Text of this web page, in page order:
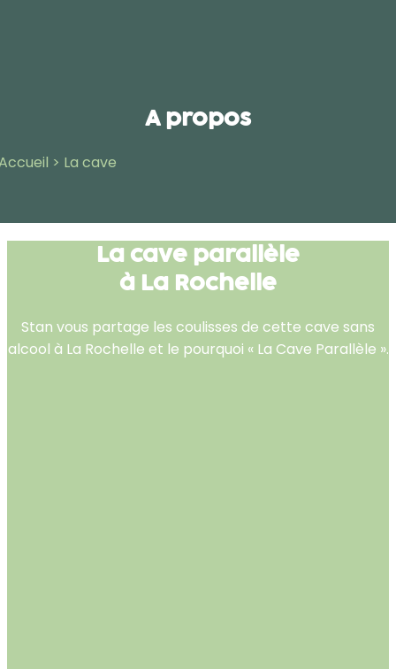
A propos
> La cave
La cave parallèle
à La Rochelle
Stan vous partage les coulisses de cette cave sans
alcool à La Rochelle et le pourquoi « La Cave Parallèle ».